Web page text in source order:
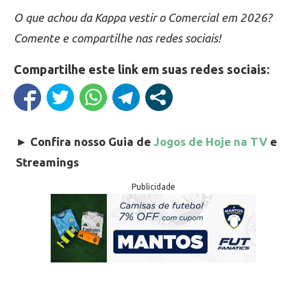
O que achou da Kappa vestir o Comercial em 2026?
Comente e compartilhe nas redes sociais!
Compartilhe este link em suas redes sociais:
► Confira nosso Guia de Jogos de Hoje na TV e
Streamings
Publicidade